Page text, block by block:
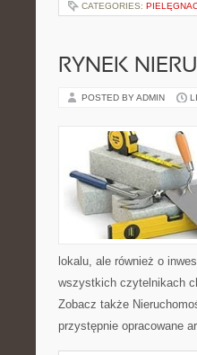
CATEGORIES:
RYNEK
POSTED BY ADMIN
lokalu, ale również o
wszystkich czytelnikach
Zobacz także
przystępnie opracowane